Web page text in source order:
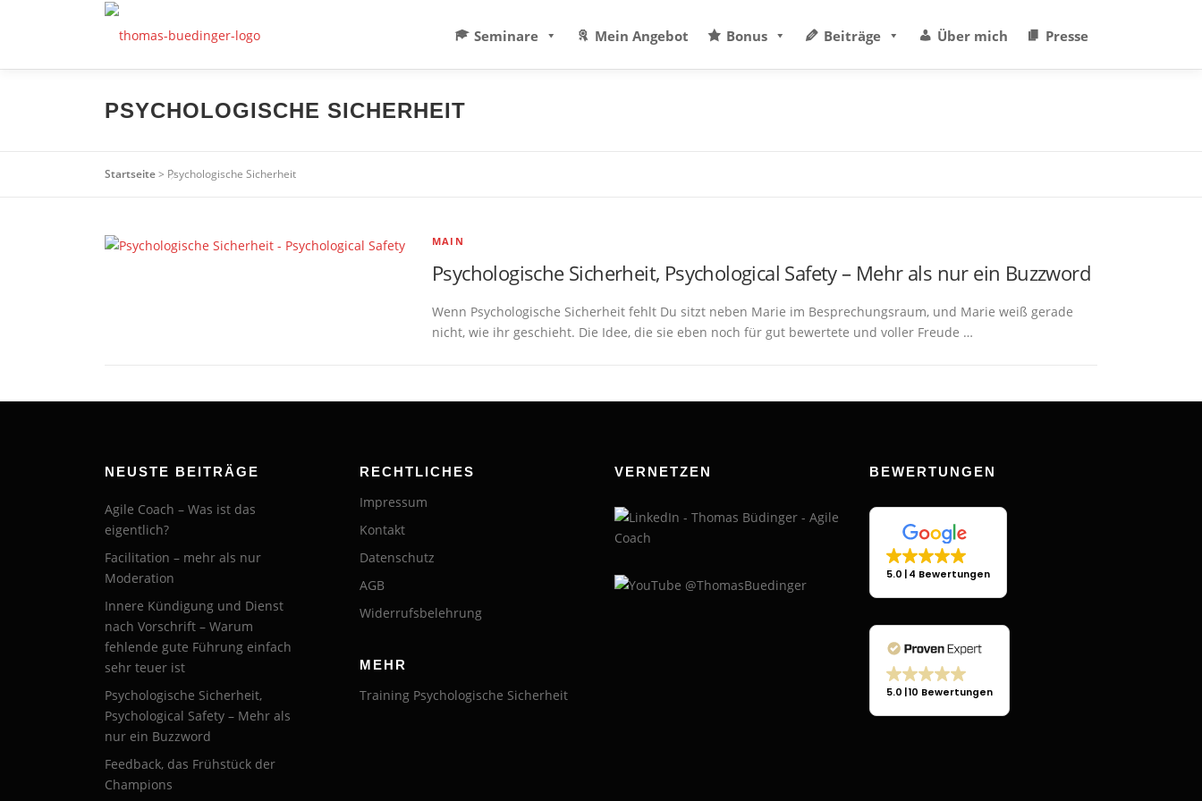
Seminare Mein Angebot Bonus Beiträge Über mich Presse
PSYCHOLOGISCHE SICHERHEIT
Startseite> Psychologische Sicherheit
MAIN
Psychologische Sicherheit, Psychological Safety – Mehr als nur ein Buzzword
Wenn Psychologische Sicherheit fehlt Du sitzt neben Marie im Besprechungsraum, und Marie weiß gerade
nicht, wie ihr geschieht. Die Idee, die sie eben noch für gut bewertete und voller Freude …
NEUSTE BEITRÄGE
Agile Coach – Was ist das
eigentlich?
Facilitation – mehr als nur
Moderation
Innere Kündigung und Dienst
nach Vorschrift – Warum
fehlende gute Führung einfach
sehr teuer ist
Psychologische Sicherheit,
Psychological Safety – Mehr als
nur ein Buzzword
Feedback, das Frühstück der
Champions
RECHTLICHES
Impressum
Kontakt
Datenschutz
AGB
Widerrufsbelehrung
MEHR
Training Psychologische Sicherheit
VERNETZEN BEWERTUNGEN
5.0 4 Bewertungen
5.0 10 Bewertungen